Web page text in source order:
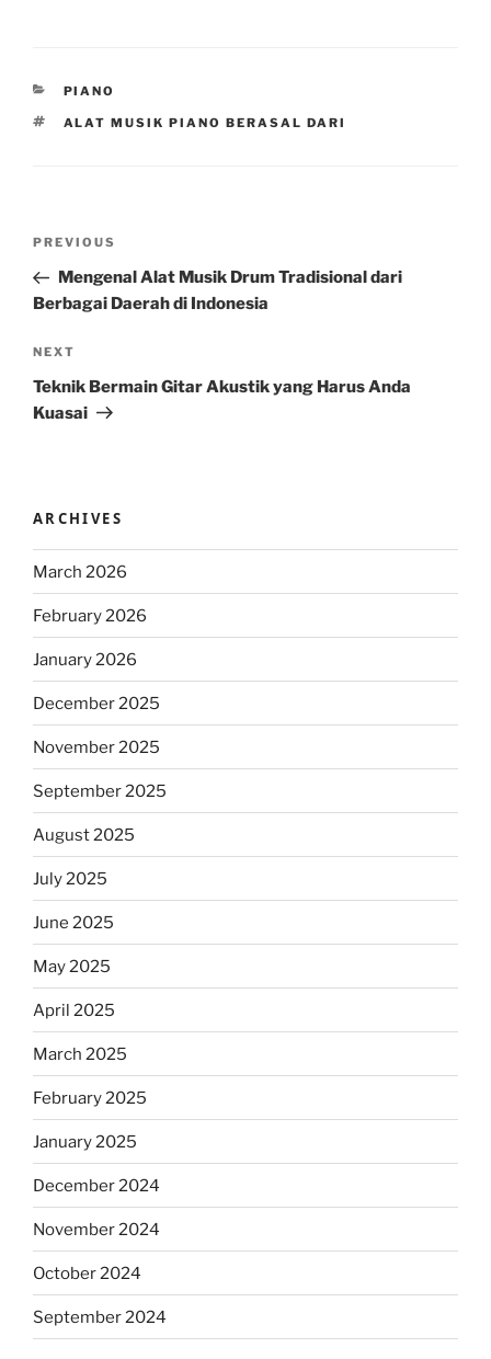
CATEGORIES
PIANO
TAGS
ALAT MUSIK PIANO BERASAL DARI
Previous
Post
PREVIOUS
Mengenal Alat Musik Drum Tradisional dari
Berbagai Daerah di Indonesia
Next
Post
NEXT
Teknik Bermain Gitar Akustik yang Harus Anda
Kuasai
ARCHIVES
March 2026
February 2026
January 2026
December 2025
November 2025
September 2025
August 2025
July 2025
June 2025
May 2025
April 2025
March 2025
February 2025
January 2025
December 2024
November 2024
October 2024
September 2024